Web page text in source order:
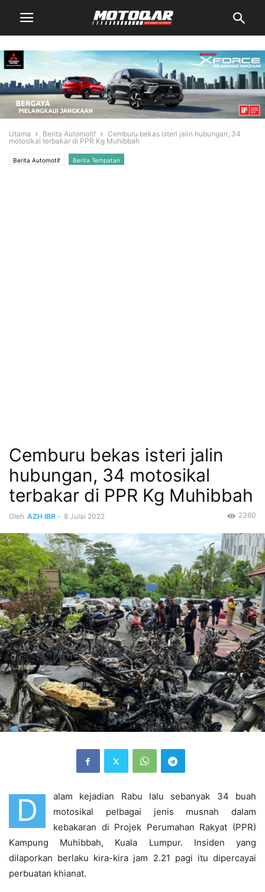
Utama Berita Automotif
Cemburu bekas isteri jalin hubungan, 34
motosikal terbakar di PPR Kg Muhibbah
Berita Automotif Berita Tempatan
Cemburu bekas isteri jalin
hubungan, 34 motosikal
terbakar di PPR Kg Muhibbah
Oleh AZH IBR - 8 Julai 2022 2360
D
alam kejadian Rabu lalu sebanyak 34 buah
motosikal pelbagai jenis musnah dalam
kebakaran di Projek Perumahan Rakyat (PPR)
Kampung Muhibbah, Kuala Lumpur. Insiden yang
dilaporkan berlaku kira-kira jam 2.21 pagi itu dipercayai
perbuatan khianat.